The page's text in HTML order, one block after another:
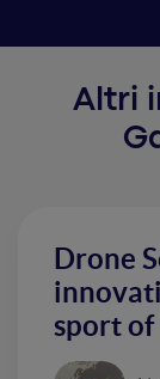
Altri
Drone
sport